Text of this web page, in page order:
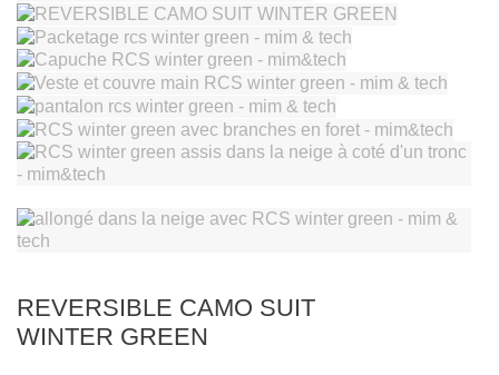
REVERSIBLE CAMO SUIT
WINTER GREEN